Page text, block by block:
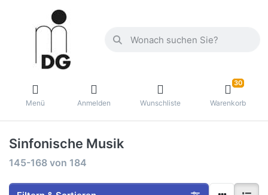
Menü Anmelden Wunschliste
30
Warenkorb
Sinfonische Musik
145-168 von 184